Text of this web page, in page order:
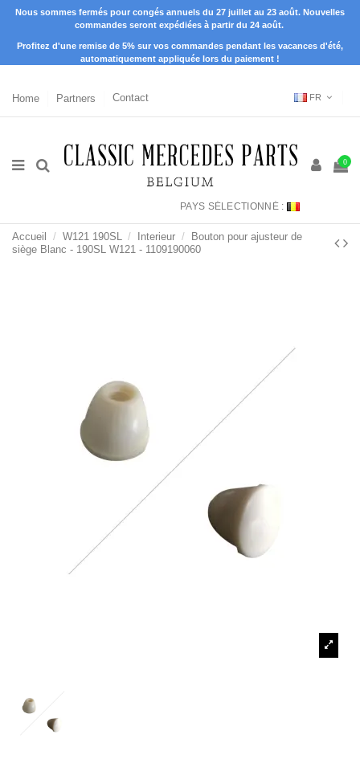
Nous sommes fermés pour congés annuels du 27 juillet au 23 août. Nouvelles
commandes seront expédiées à partir du 24 août.
Profitez d'une remise de 5% sur vos commandes pendant les vacances d'été,
automatiquement appliquée lors du paiement !
Home Partners Contact FR
0
PAYS SÉLECTIONNÉ :
Accueil W121 190SL Interieur
Bouton pour ajusteur de
siège Blanc - 190SL W121 - 1109190060